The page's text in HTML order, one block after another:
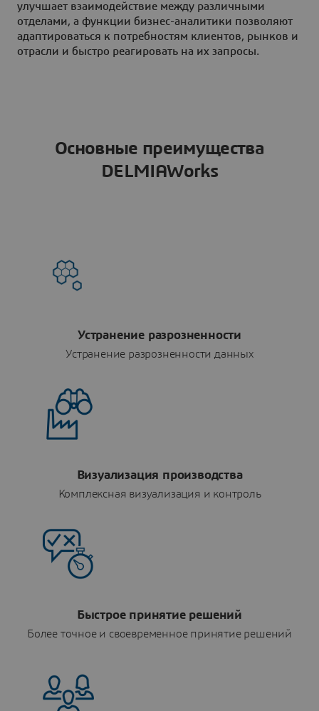
улучшает взаимодействие между различными
отделами, а функции бизнес-аналитики позволяют
адаптироваться к потребностям клиентов, рынков и
отрасли и быстро реагировать на их запросы.
Основные преимущества
DELMIAWorks
Устранение разрозненности
Устранение разрозненности данных
Визуализация производства
Комплексная визуализация и контроль
Быстрое принятие решений
Более точное и своевременное принятие решений